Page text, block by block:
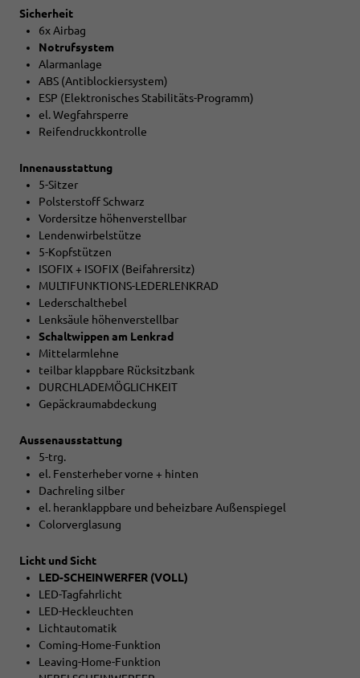
Sicherheit
6x Airbag
Notrufsystem
Alarmanlage
ABS (Antiblockiersystem)
ESP (Elektronisches Stabilitäts-Programm)
el. Wegfahrsperre
Reifendruckkontrolle
Innenausstattung
5-Sitzer
Polsterstoff Schwarz
Vordersitze höhenverstellbar
Lendenwirbelstütze
5-Kopfstützen
ISOFIX + ISOFIX (Beifahrersitz)
MULTIFUNKTIONS-LEDERLENKRAD
Lederschalthebel
Lenksäule höhenverstellbar
Schaltwippen am Lenkrad
Mittelarmlehne
teilbar klappbare Rücksitzbank
DURCHLADEMÖGLICHKEIT
Gepäckraumabdeckung
Aussenausstattung
5-trg.
el. Fensterheber vorne + hinten
Dachreling silber
el. heranklappbare und beheizbare Außenspiegel
Colorverglasung
Licht und Sicht
LED-SCHEINWERFER (VOLL)
LED-Tagfahrlicht
LED-Heckleuchten
Lichtautomatik
Coming-Home-Funktion
Leaving-Home-Funktion